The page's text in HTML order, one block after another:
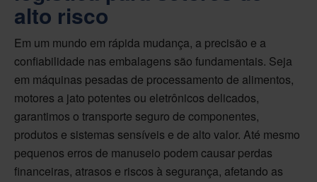
alto risco
Em um mundo em rápida mudança, a precisão e a
confiabilidade nas embalagens são fundamentais. Seja
em máquinas pesadas de processamento de alimentos,
motores a jato potentes ou eletrônicos delicados,
garantimos o transporte seguro de componentes,
produtos e sistemas sensíveis e de alto valor. Até mesmo
pequenos erros de manuseio podem causar perdas
financeiras, atrasos e riscos à segurança, afetando as